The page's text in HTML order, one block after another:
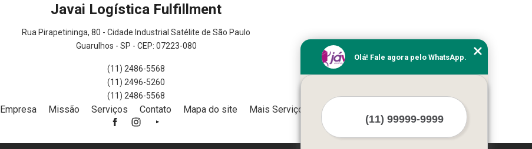
Javai Logística Fulfillment
Rua Pirapetininga, 80 - Cidade Industrial Satélite de São Paulo
Guarulhos - SP - CEP: 07223-080
(11) 2486-5568
(11) 2496-5260
(11) 2486-5568
Empresa Missão Serviços Contato Mapa do site Mais Serviços
Olá! Fale agora pelo WhatsApp.